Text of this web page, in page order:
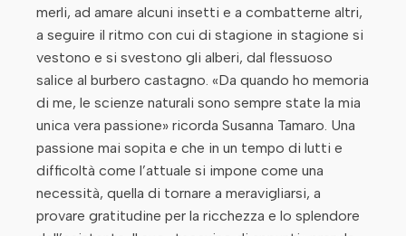
merli, ad amare alcuni insetti e a combatterne altri,
a seguire il ritmo con cui di stagione in stagione si
vestono e si svestono gli alberi, dal flessuoso
salice al burbero castagno. «Da quando ho memoria
di me, le scienze naturali sono sempre state la mia
unica vera passione» ricorda Susanna Tamaro. Una
passione mai sopita e che in un tempo di lutti e
difficoltà come l’attuale si impone come una
necessità, quella di tornare a meravigliarsi, a
provare gratitudine per la ricchezza e lo splendore